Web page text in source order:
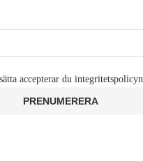
accepterar du integritetspolicyn